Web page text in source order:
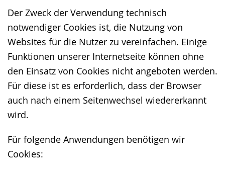
Der Zweck der Verwendung technisch
notwendiger Cookies ist, die Nutzung von
Websites für die Nutzer zu vereinfachen. Einige
Funktionen unserer Internetseite können ohne
den Einsatz von Cookies nicht angeboten werden.
Für diese ist es erforderlich, dass der Browser
auch nach einem Seitenwechsel wiedererkannt
wird.
Für folgende Anwendungen benötigen wir
Cookies: